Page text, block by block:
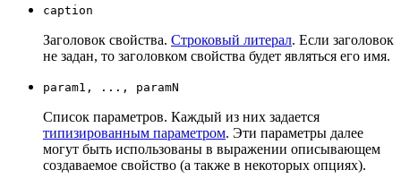
caption
Заголовок свойства. Строковый литерал. Если заголовок
не задан, то заголовком свойства будет являться его имя.
param1, ..., paramN
Список параметров. Каждый из них задается
типизированным параметром. Эти параметры далее
могут быть использованы в выражении описывающем
создаваемое свойство (а также в некоторых опциях).